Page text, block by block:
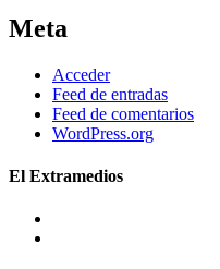
Meta
Acceder
Feed de entradas
Feed de comentarios
WordPress.org
El Extramedios